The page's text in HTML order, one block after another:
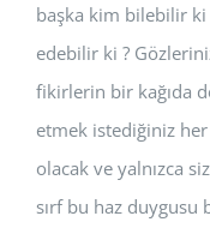
başka kim bilebilir ki
edebilir ki ?
fikirlerin bir kağıda
etmek istediğiniz her
olacak ve yalnızca
sırf bu haz duygusu